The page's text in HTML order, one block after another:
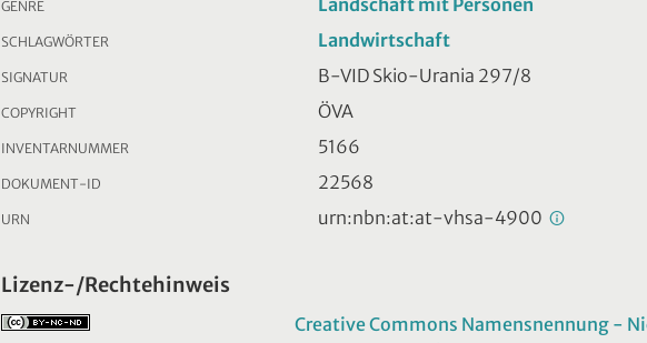
GENRE
SCHLAGWÖRTER Landwirtschaft
SIGNATUR B-VID Skio-Urania 297/8
COPYRIGHT ÖVA
INVENTARNUMMER 5166
DOKUMENT-ID 22568
URN urn:nbn:at:at-vhsa-4900
Lizenz-/Rechtehinweis
Creative Commons Namensnennung -